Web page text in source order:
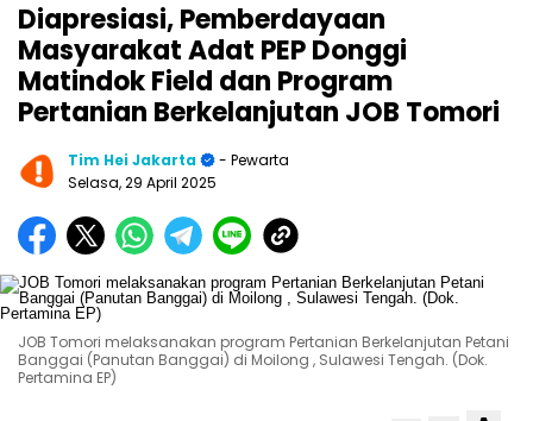
Diapresiasi, Pemberdayaan
Masyarakat Adat PEP Donggi
Matindok Field dan Program
Pertanian Berkelanjutan JOB Tomori
Tim Hei Jakarta
- Pewarta
Selasa, 29 April 2025
JOB Tomori melaksanakan program Pertanian Berkelanjutan Petani
Banggai (Panutan Banggai) di Moilong , Sulawesi Tengah. (Dok.
Pertamina EP)